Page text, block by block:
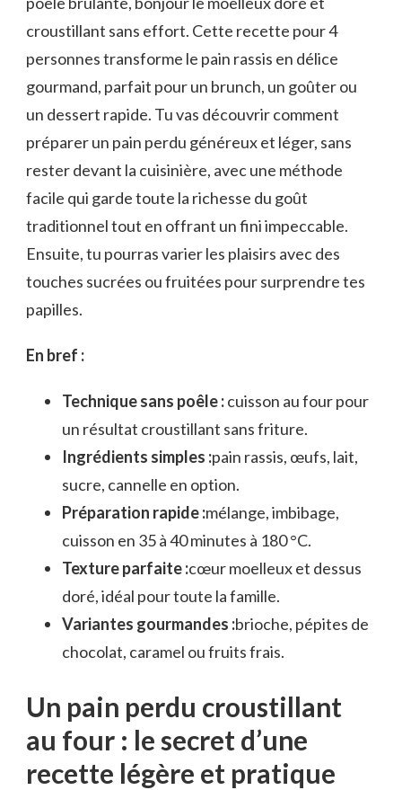
croustillant sans effort. Cette recette pour 4
personnes transforme le pain rassis en délice
gourmand, parfait pour un brunch, un goûter ou
un dessert rapide. Tu vas découvrir comment
préparer un pain perdu généreux et léger, sans
rester devant la cuisinière, avec une méthode
facile qui garde toute la richesse du goût
traditionnel tout en offrant un fini impeccable.
Ensuite, tu pourras varier les plaisirs avec des
touches sucrées ou fruitées pour surprendre tes
papilles.
En bref :
Technique sans poêle :cuisson au four pour
un résultat croustillant sans friture.
Ingrédients simples :pain rassis, œufs, lait,
sucre, cannelle en option.
Préparation rapide :mélange, imbibage,
cuisson en 35 à 40 minutes à 180 °C.
Texture parfaite :cœur moelleux et dessus
doré, idéal pour toute la famille.
Variantes gourmandes :brioche, pépites de
chocolat, caramel ou fruits frais.
Un pain perdu croustillant
au four : le secret d’une
recette légère et pratique